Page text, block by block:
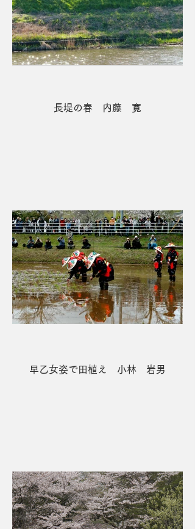
長堤の春 内藤 寛
早乙女姿で田植え 小林 岩男